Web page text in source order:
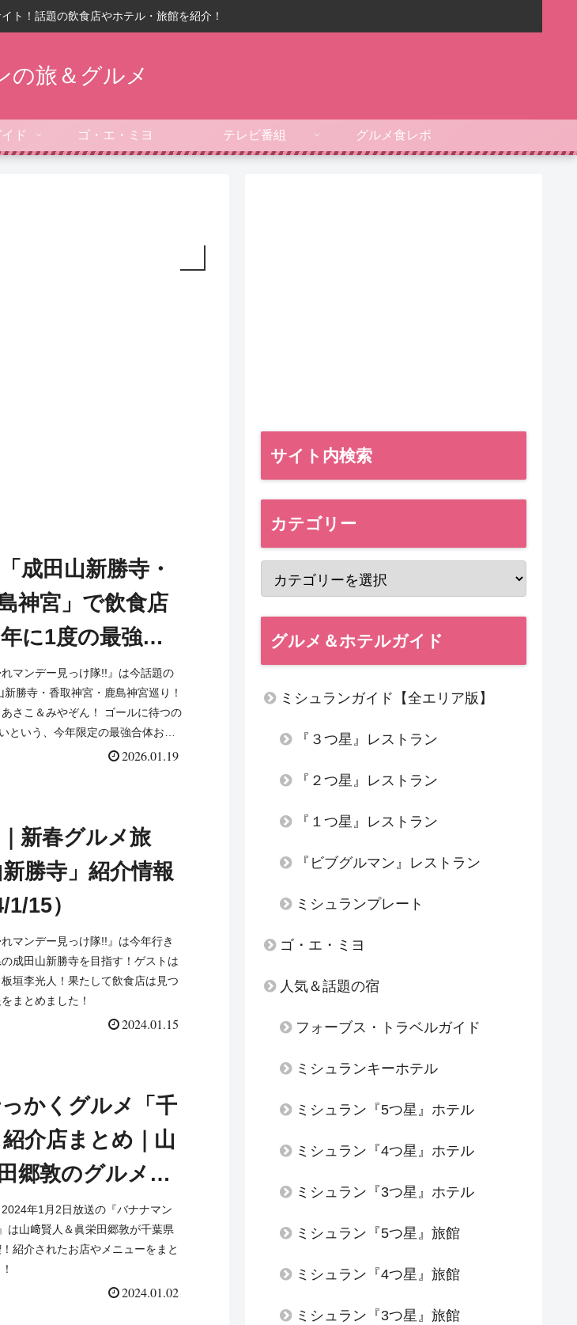
ト！話題の飲食店やホテル・旅館を紹介！
の旅＆グルメ
ド ゴ・エ・ミヨ テレビ番組 グルメ食レポ
成田山新勝寺・
神宮」で飲食店
に1度の最強合
1/19）
マンデー見っけ隊!!』は今話題の
勝寺・香取神宮・鹿島神宮巡り！
さこ＆みやぞん！ ゴールに待つの
という、今年限定の最強合体お守
2026.01.19
新春グルメ旅
新勝寺」紹介情報
15）
マンデー見っけ隊!!』は今年行き
成田山新勝寺を目指す！ゲストは
垣李光人！果たして飲食店は見つ
まとめました！
2024.01.15
かくグルメ「千
介店まとめ｜山
郷敦のグルメ探
年1月2日放送の『バナナマン
は山﨑賢人＆眞栄田郷敦が千葉県
紹介されたお店やメニューをまと
2024.01.02
サイト内検索
カテゴリー
グルメ＆ホテルガイド
ミシュランガイド【全エリア版】
『３つ星』レストラン
『２つ星』レストラン
『１つ星』レストラン
『ビブグルマン』レストラン
ミシュランプレート
ゴ・エ・ミヨ
人気＆話題の宿
フォーブス・トラベルガイド
ミシュランキーホテル
ミシュラン『5つ星』ホテル
ミシュラン『4つ星』ホテル
ミシュラン『3つ星』ホテル
ミシュラン『5つ星』旅館
ミシュラン『4つ星』旅館
ミシュラン『3つ星』旅館